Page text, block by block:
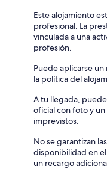
Este alojamiento
profesional. La
vinculada a una
profesión.
Puede aplicarse
la política del
A tu llegada,
oficial con foto y
imprevistos.
No se garantizan
disponibilidad en
un recargo